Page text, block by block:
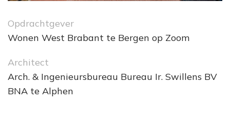
Opdrachtgever
Wonen West Brabant te Bergen op Zoom
Architect
Arch. & Ingenieursbureau Bureau Ir. Swillens BV
BNA te Alphen